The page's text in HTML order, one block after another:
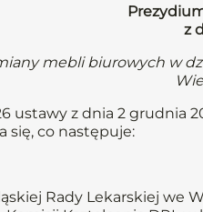
z
mebli biurowych w
ustawy z dnia 2 grudnia
się, co następuje:
Rady Lekarskiej we